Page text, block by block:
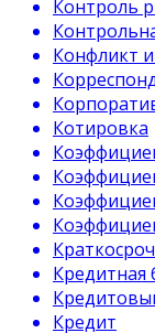
Контроль
Конфликт
Котировка
Кредитная
Кредит